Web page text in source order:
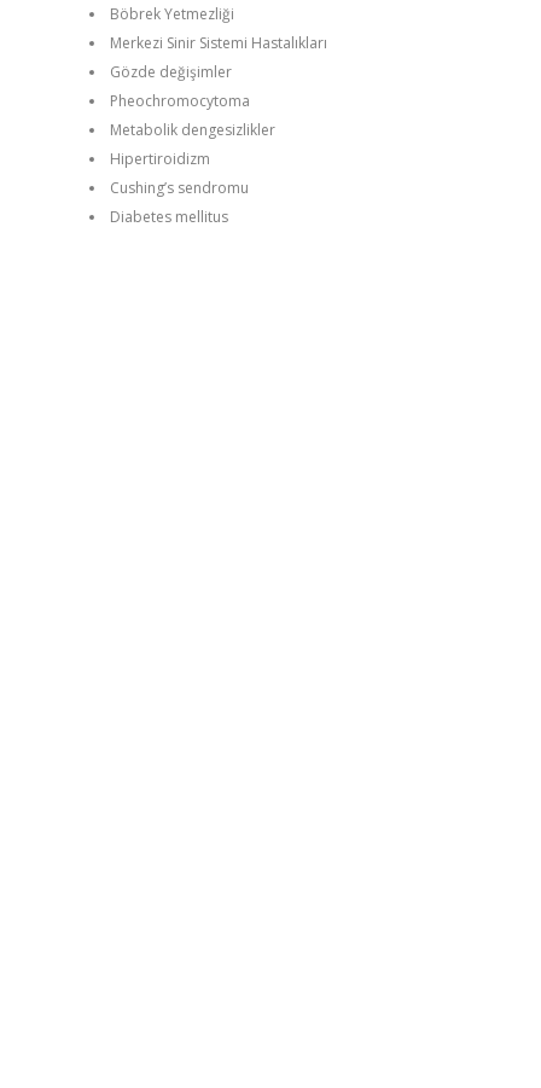
Böbrek Yetmezliği
Merkezi Sinir Sistemi Hastalıkları
Gözde değişimler
Pheochromocytoma
Metabolik dengesizlikler
Hipertiroidizm
Cushing’s sendromu
Diabetes mellitus